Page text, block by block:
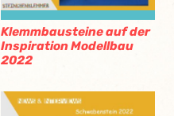
Klemmbausteine auf der
Inspiration Modellbau
2022